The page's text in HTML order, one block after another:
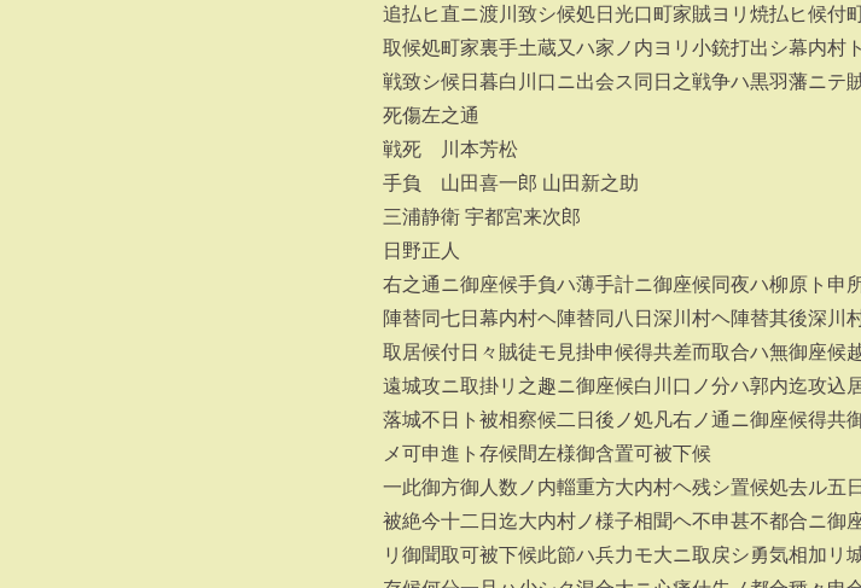
追払ヒ直ニ渡川致シ候処日光口町家賊ヨリ焼払ヒ候付
取候処町家裏手土蔵又ハ家ノ内ヨリ小銃打出シ幕内村
戦致シ候日暮白川口ニ出会ス同日之戦争ハ黒羽藩ニテ
死傷左之通
戦死 川本芳松
手負 山田喜一郎 山田新之助
三浦静衛 宇都宮来次郎
日野正人
右之通ニ御座候手負ハ薄手計ニ御座候同夜ハ柳原ト申
陣替同七日幕内村ヘ陣替同八日深川村ヘ陣替其後深川
取居候付日々賊徒モ見掛申候得共差而取合ハ無御座候
遠城攻ニ取掛リ之趣ニ御座候白川口ノ分ハ郭内迄攻込
落城不日ト被相察候二日後ノ処凡右ノ通ニ御座候得共
メ可申進ト存候間左様御含置可被下候
一此御方御人数ノ内輜重方大内村ヘ残シ置候処去ル五
被絶今十二日迄大内村ノ様子相聞ヘ不申甚不都合ニ御
リ御聞取可被下候此節ハ兵力モ大ニ取戻シ勇気相加リ